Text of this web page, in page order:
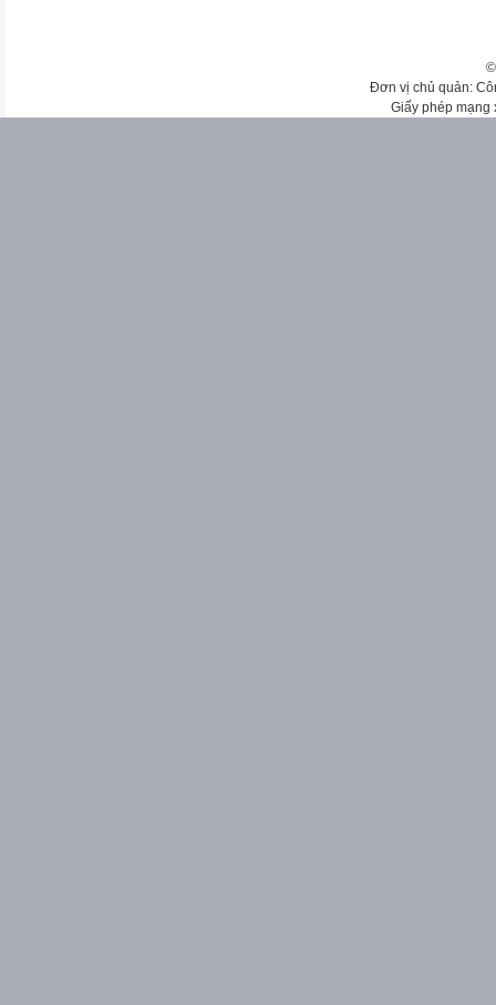
Đơn vị chủ quản:
Giấy phép mạng